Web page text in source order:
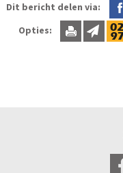
Dit bericht delen via:
Opties: